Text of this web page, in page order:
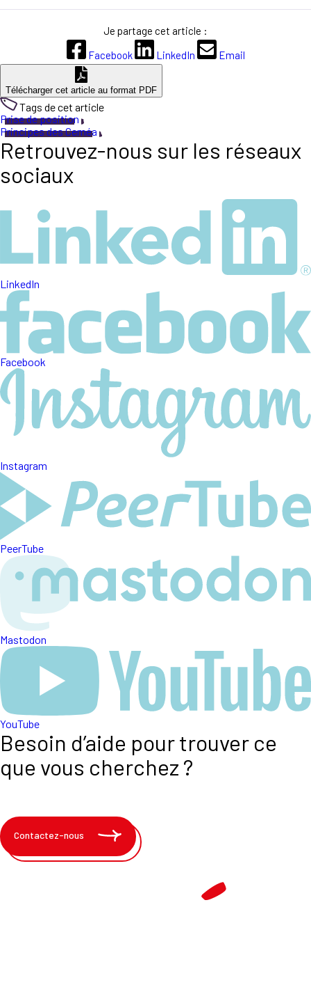
Je partage cet article :
Facebook
LinkedIn Email
Télécharger cet article au format PDF
Tags de cet article
Prise de position
Principes des Ceméa
Retrouvez-nous sur les réseaux
sociaux
LinkedIn
Facebook
Instagram
PeerTube
Mastodon
YouTube
Besoin d’aide pour trouver ce
que vous cherchez ?
Contactez-nous